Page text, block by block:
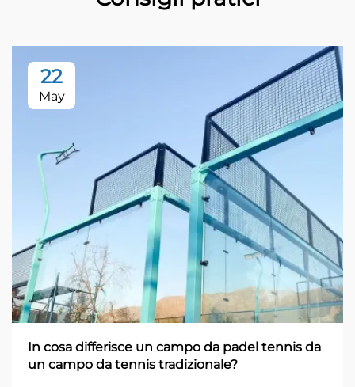
22
May
In cosa differisce un campo da padel tennis da
un campo da tennis tradizionale?